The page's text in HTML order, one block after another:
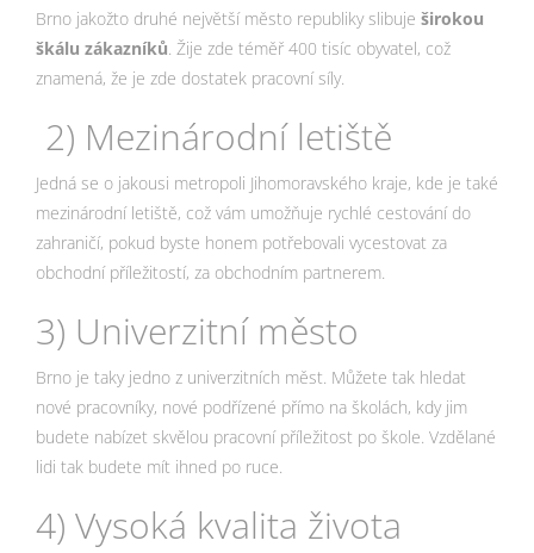
Brno jakožto druhé největší město republiky slibuje širokou
škálu zákazníků . Žije zde téměř 400 tisíc obyvatel, což
znamená, že je zde dostatek pracovní síly.
2) Mezinárodní letiště
Jedná se o jakousi metropoli Jihomoravského kraje, kde je také
mezinárodní letiště, což vám umožňuje rychlé cestování do
zahraničí, pokud byste honem potřebovali vycestovat za
obchodní příležitostí, za obchodním partnerem.
3) Univerzitní město
Brno je taky jedno z univerzitních měst. Můžete tak hledat
nové pracovníky, nové podřízené přímo na školách, kdy jim
budete nabízet skvělou pracovní příležitost po škole. Vzdělané
lidi tak budete mít ihned po ruce.
4) Vysoká kvalita života